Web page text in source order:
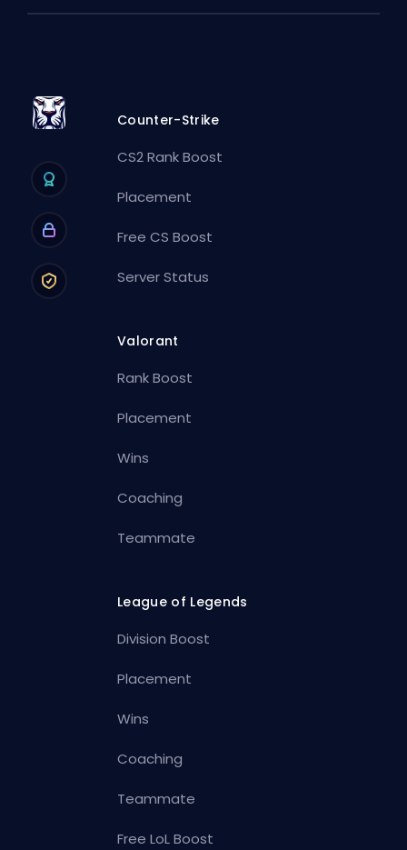
Counter-Strike
CS2 Rank Boost
Placement
Free CS Boost
Server Status
Valorant
Rank Boost
Placement
Wins
Coaching
Teammate
League of Legends
Division Boost
Placement
Wins
Coaching
Teammate
Free LoL Boost